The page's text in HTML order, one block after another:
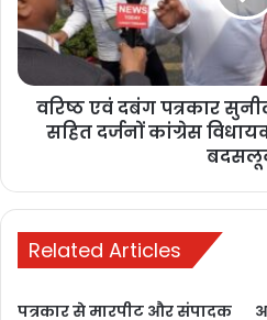
बुलंद
नामदेव
से
बघेल
सहित
ने
साथ
बदसलूकी
वरिष्ठ एवं दबंग पत्रकार
सहित दर्जनों कांग्रेस
Related Articles
पत्रकार से मारपीट और संपादक